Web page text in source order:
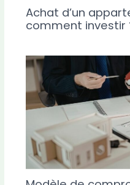
Achat d’un
comment investir